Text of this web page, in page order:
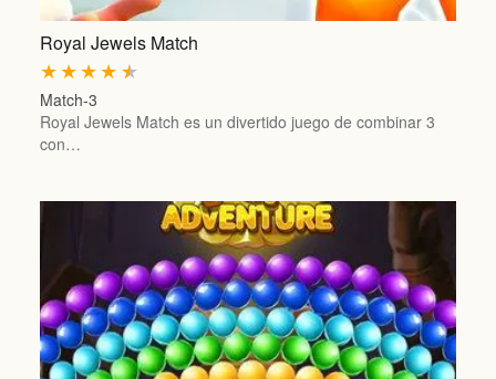
Royal Jewels Match
★
★
★
★
★
Match-3
Royal Jewels Match es un divertido juego de combinar 3
con…